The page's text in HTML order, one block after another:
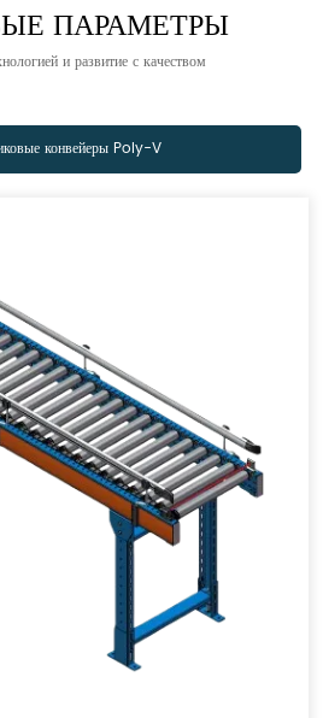
ПАРАМЕТРЫ
и развитие с качеством
конвейеры Poly-V